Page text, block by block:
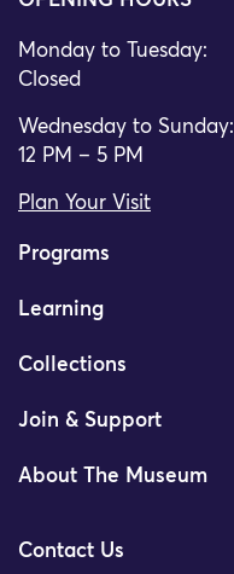
Monday to Tuesday:
Closed
Wednesday to Sunday:
12 PM – 5 PM
Plan Your Visit
Programs
Learning
Collections
Join & Support
About The Museum
Contact Us